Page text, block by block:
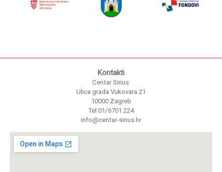
Kontakti
Centar Sirius
Ulica grada Vukovara 21
10000 Zagreb
Tel:01/6701 224
info@centar-sirius.hr